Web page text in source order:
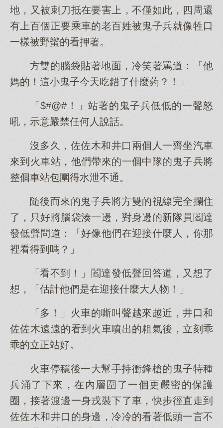
地，又被刺刀抵在要害上，不僅如此，四周還
有上百個正要乘車的老百姓被鬼子兵就像牲口
一樣被野蠻的看押著。
方雙的腦袋貼著地面，冷笑著罵道：「他
媽的！這小鬼子今天吃錯了什麼葯？！」
「$#@#！」站著的鬼子兵低低的一聲怒
吼，示意嚴禁任何人說話。
沒多久，佐佐木和井口兩個人一齊坐汽車
來到火車站，他們帶來的一個中隊的鬼子兵將
整個車站包圍得水泄不通。
隨後而來的鬼子兵將方雙的視線完全攔住
了，只好將腦袋湊一邊，對身邊的新隊員閻達
發低聲問道：「好像他們在迎接什麼人，你那
裡看得到嗎？」
「看不到！」閻達發低聲回答道，又想了
想，「估計他們是在迎接什麼大人物！」
「多！」火車的嘶叫聲越來越近，井口和
佐佐木遠遠的看到火車噴出的粗氣後，立刻乖
乖的立正站好。
火車停穩後一大幫手持衝鋒槍的鬼子特種
兵涌了下來，在內層圍了一個更嚴密的保護
圈，接著渡邊一身戎裝下了車，快步徑直走到
佐佐木和井口的身邊，冷冷的看著低頭一言不